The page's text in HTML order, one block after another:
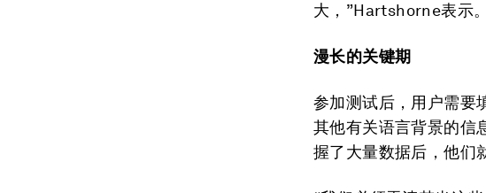
大，”Hartshorne表示
漫长的关键期
参加测试后，用户需要
其他有关语言背景的信
握了大量数据后，他们